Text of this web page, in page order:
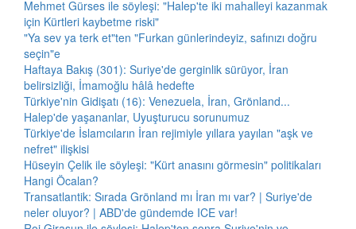
Mehmet Gürses ile söyleşi: "Halep'te iki mahalleyi kazanmak
için Kürtleri kaybetme riski"
"Ya sev ya terk et"ten "Furkan günlerindeyiz, safınızı doğru
seçin"e
Haftaya Bakış (301): Suriye'de gerginlik sürüyor, İran
belirsizliği, İmamoğlu hâlâ hedefte
Türkiye'nin Gidişatı (16): Venezuela, İran, Grönland...
Halep'de yaşananlar, Uyuşturucu sorunumuz
Türkiye'de İslamcıların İran rejimiyle yıllara yayılan "aşk ve
nefret" ilişkisi
Hüseyin Çelik ile söyleşi: "Kürt anasını görmesin" politikaları
Hangi Öcalan?
Transatlantik: Sırada Grönland mı İran mı var? | Suriye'de
neler oluyor? | ABD'de gündemde ICE var!